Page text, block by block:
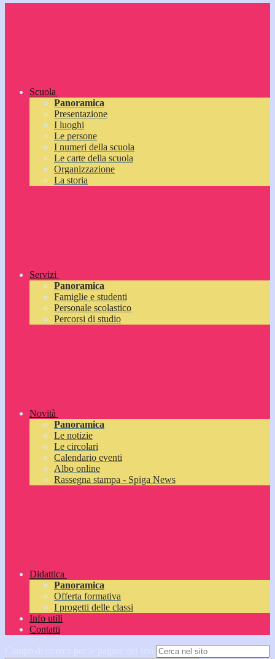
Scuola
Panoramica
Presentazione
I luoghi
Le persone
I numeri della scuola
Le carte della scuola
Organizzazione
La storia
Servizi
Panoramica
Famiglie e studenti
Personale scolastico
Percorsi di studio
Novità
Panoramica
Le notizie
Le circolari
Calendario eventi
Albo online
Rassegna stampa - Spiga News
Didattica
Panoramica
Offerta formativa
I progetti delle classi
Info utili
Contatti